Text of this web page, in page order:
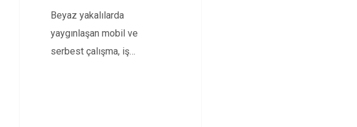
Beyaz yakalılarda
yaygınlaşan mobil ve
serbest çalışma, iş